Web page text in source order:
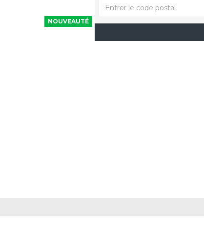
NOUVEAUTÉ